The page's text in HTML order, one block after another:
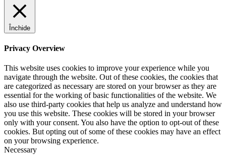
Închide
Privacy Overview
This website uses cookies to improve your experience while you
navigate through the website. Out of these cookies, the cookies that
are categorized as necessary are stored on your browser as they are
essential for the working of basic functionalities of the website. We
also use third-party cookies that help us analyze and understand how
you use this website. These cookies will be stored in your browser
only with your consent. You also have the option to opt-out of these
cookies. But opting out of some of these cookies may have an effect
on your browsing experience.
Necessary